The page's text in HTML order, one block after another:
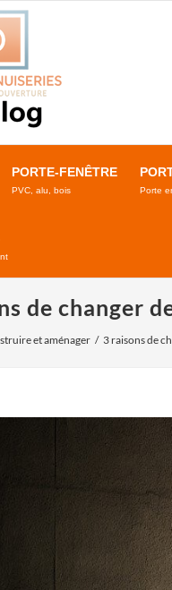
PORTE-FENÊTRE
PVC, alu, bois Porte
de changer
et aménager 3 raisons de